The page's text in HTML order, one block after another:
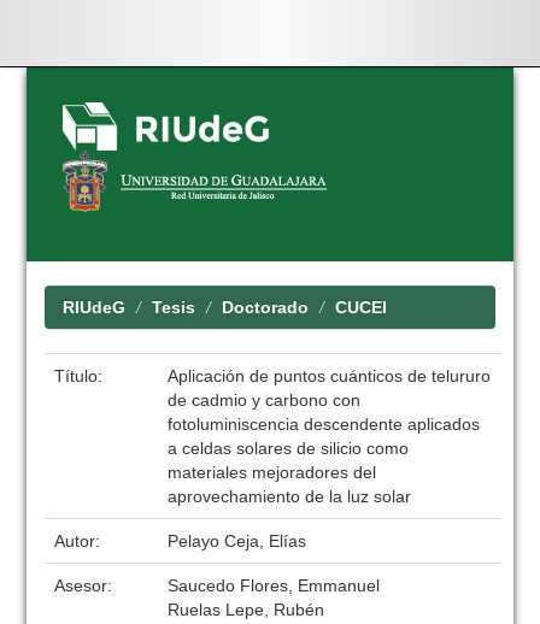
Skip
navigation
RIUdeG Tesis Doctorado CUCEI
Título:
Aplicación de puntos cuánticos de telururo
de cadmio y carbono con
fotoluminiscencia descendente aplicados
a celdas solares de silicio como
materiales mejoradores del
aprovechamiento de la luz solar
Autor: Pelayo Ceja, Elías
Asesor:
Saucedo Flores, Emmanuel
Ruelas Lepe, Rubén